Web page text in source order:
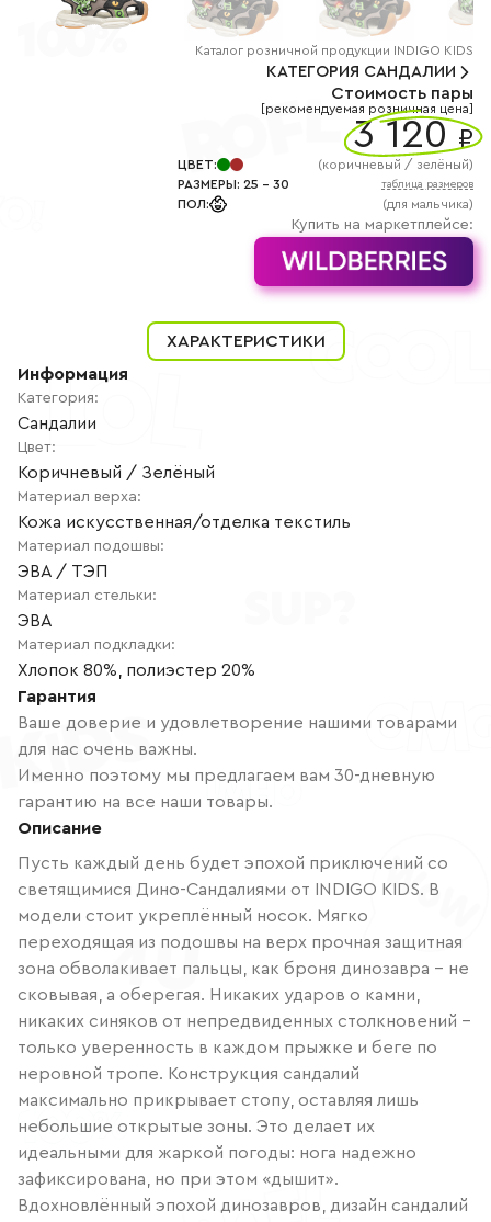
+7
(800)
РЕГИСТРАЦИЯ
Каталог розничной продукции INDIGO KIDS
КАТЕГОРИЯ САНДАЛИИ
Стоимость пары
[рекомендуемая розничная цена]
3 120 ₽
ЦВЕТ: (коричневый / зелёный)
РАЗМЕРЫ: 25 - 30 таблица размеров
ПОЛ: (для мальчика)
Купить на маркетплейсе:
ХАРАКТЕРИСТИКИ
Информация
Категория:
Сандалии
Цвет:
Коричневый / Зелёный
Материал верха:
Кожа искусственная/отделка текстиль
Материал подошвы:
ЭВА / ТЭП
Материал стельки:
ЭВА
Материал подкладки:
Хлопок 80%, полиэстер 20%
Гарантия
Ваше доверие и удовлетворение нашими товарами
для нас очень важны.
Именно поэтому мы предлагаем вам 30-дневную
гарантию на все наши товары.
Описание
Пусть каждый день будет эпохой приключений со
светящимися Дино-Сандалиями от INDIGO KIDS. В
модели стоит укреплённый носок. Мягко
переходящая из подошвы на верх прочная защитная
зона обволакивает пальцы, как броня динозавра – не
сковывая, а оберегая. Никаких ударов о камни,
никаких синяков от непредвиденных столкновений –
только уверенность в каждом прыжке и беге по
неровной тропе. Конструкция сандалий
максимально прикрывает стопу, оставляя лишь
небольшие открытые зоны. Это делает их
идеальными для жаркой погоды: нога надежно
зафиксирована, но при этом «дышит».
Вдохновлённый эпохой динозавров, дизайн сандалий